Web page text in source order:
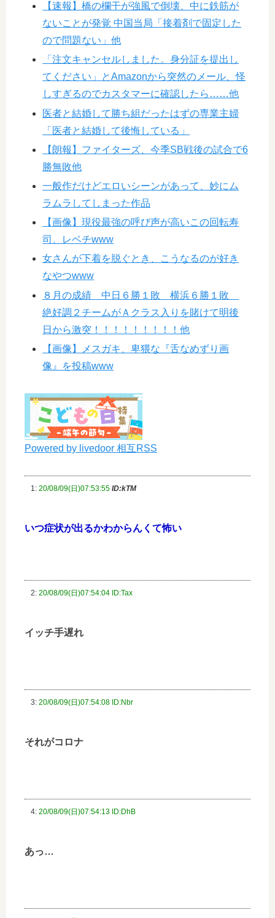
【速報】橋の欄干が強風で倒壊、中に鉄筋が
ないことが発覚 中国当局「接着剤で固定した
ので問題ない」他
「注文キャンセルしました。身分証を提出し
てください」とAmazonから突然のメール、怪
しすぎるのでカスタマーに確認したら……他
医者と結婚して勝ち組だったはずの専業主婦
「医者と結婚して後悔している」
【朗報】ファイターズ、今季SB戦後の試合で6
勝無敗他
一般作だけどエロいシーンがあって、妙にム
ラムラしてしまった作品
【画像】現役最強の呼び声が高いこの回転寿
司、レベチwww
女さんが下着を脱ぐとき、こうなるのが好き
なやつwww
８月の成績 中日６勝１敗 横浜６勝１敗
絶好調２チームがＡクラス入りを賭けて明後
日から激突！！！！！！！！！他
【画像】メスガキ、卑猥な『舌なめずり画
像』を投稿www
Powered by livedoor 相互RSS
1: 20/08/09(日)07:53:55 ID:kTM
いつ症状が出るかわからんくて怖い
2: 20/08/09(日)07:54:04 ID:Tax
イッチ手遅れ
3: 20/08/09(日)07:54:08 ID:Nbr
それがコロナ
4: 20/08/09(日)07:54:13 ID:DhB
あっ…